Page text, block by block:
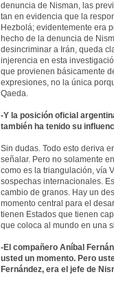
denuncia de Nisman, las
tan en evidencia que la
Hezbolá; evidentemente era
hecho de la denuncia de
desincriminar a Irán, queda
injerencia en esta
que provienen básicamente
expresiones, no la única
Qaeda.
-Y la posición oficial
también ha tenido su
Sin dudas. Todo esto deriva
señalar. Pero no solamente
como es la triangulación, vía
sospechas internacionales.
cambio de granos. Hay un
momento central para el
tienen Estados que tienen
que coloca al mundo en una
-El compañero Aníbal
usted un momento. Pero
Fernández, era el jefe de